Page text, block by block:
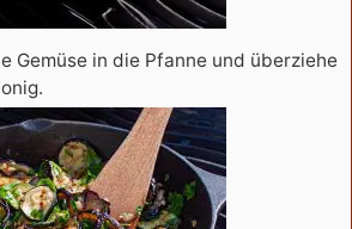
Gemüse in die Pfanne und überziehe